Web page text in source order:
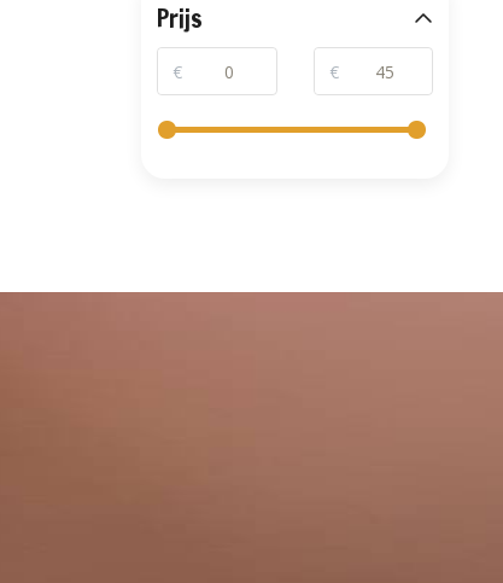
Prijs
€ €